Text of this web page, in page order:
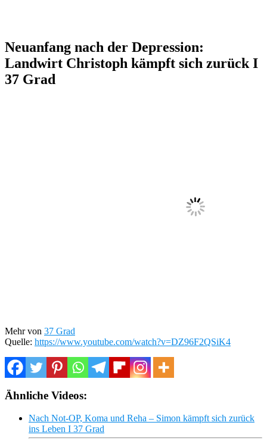
Neuanfang nach der Depression:
Landwirt Christoph kämpft sich zurück I
37 Grad
Mehr von 37 Grad
Quelle: https://www.youtube.com/watch?v=DZ96F2QSiK4
Ähnliche Videos:
Nach Not-OP, Koma und Reha – Simon kämpft sich zurück
ins Leben I 37 Grad